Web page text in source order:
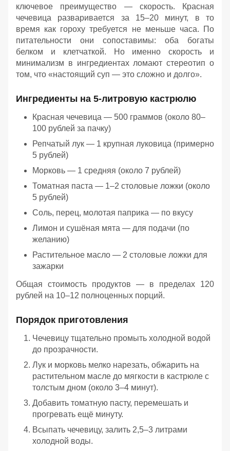
ключевое преимущество — скорость. Красная
чечевица разваривается за 15–20 минут, в то
время как гороху требуется не меньше часа. По
питательности они сопоставимы: оба богаты
белком и клетчаткой. Но именно скорость и
минимализм в ингредиентах ломают стереотип о
том, что «настоящий суп — это сложно и долго».
Ингредиенты на 5-литровую кастрюлю
Красная чечевица — 500 граммов (около 80–
100 рублей за пачку)
Репчатый лук — 1 крупная луковица (примерно
5 рублей)
Морковь — 1 средняя (около 7 рублей)
Томатная паста — 1–2 столовые ложки (около
5 рублей)
Соль, перец, молотая паприка — по вкусу
Лимон и сушёная мята — для подачи (по
желанию)
Растительное масло — 2 столовые ложки для
зажарки
Общая стоимость продуктов — в пределах 120
рублей на 10–12 полноценных порций.
Порядок приготовления
Чечевицу тщательно промыть холодной водой
до прозрачности.
Лук и морковь мелко нарезать, обжарить на
растительном масле до мягкости в кастрюле с
толстым дном (около 3–4 минут).
Добавить томатную пасту, перемешать и
прогревать ещё минуту.
Всыпать чечевицу, залить 2,5–3 литрами
холодной воды.